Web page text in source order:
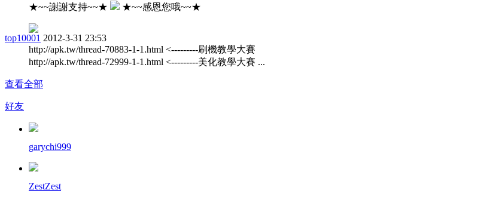
★~~謝謝支持~~★ ★~~感恩您哦~~★
top10001 2012-3-31 23:53
http://apk.tw/thread-70883-1-1.html <---------刷機教學大賽
http://apk.tw/thread-72999-1-1.html <---------美化教學大賽 ...
查看全部
好友
garychi999
ZestZest